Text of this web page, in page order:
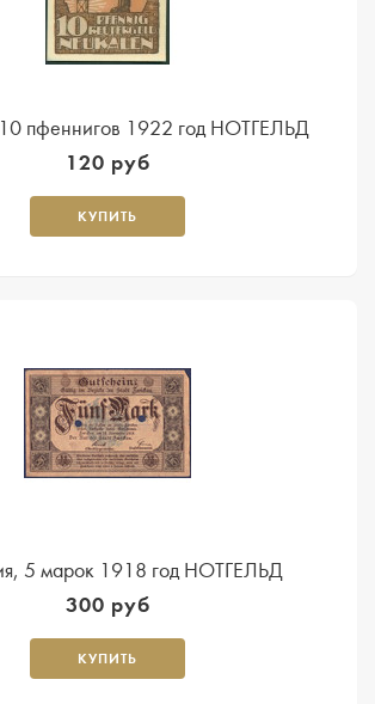
пфеннигов 1922 год НОТГЕЛЬД
120 руб
КУПИТЬ
5 марок 1918 год НОТГЕЛЬД
300 руб
КУПИТЬ